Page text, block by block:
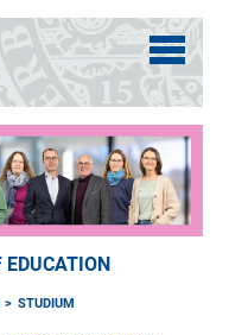
EDUCATION
STUDIUM